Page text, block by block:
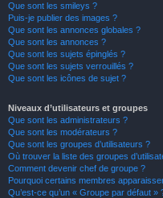
Que sont les smileys ?
Puis-je publier des images ?
Que sont les annonces globales ?
Que sont les annonces ?
Que sont les sujets épinglés ?
Que sont les sujets verrouillés ?
Que sont les icônes de sujet ?
Niveaux d’utilisateurs et groupes
Que sont les administrateurs ?
Que sont les modérateurs ?
Que sont les groupes d’utilisateurs ?
Où trouver la liste des groupes
Comment devenir chef de groupe ?
Pourquoi certains membres
Qu’est-ce qu’un « Groupe par défaut »